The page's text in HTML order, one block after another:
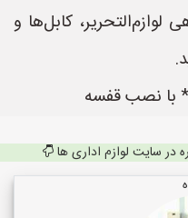
کابل‌ها و
با نصب قفسه
در سایت لوازم اداری ها